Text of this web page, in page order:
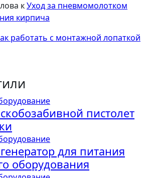
кУход за пневмомолотком
кирпича
работать с монтажной лопаткой
пистолет
для питания
оборудования